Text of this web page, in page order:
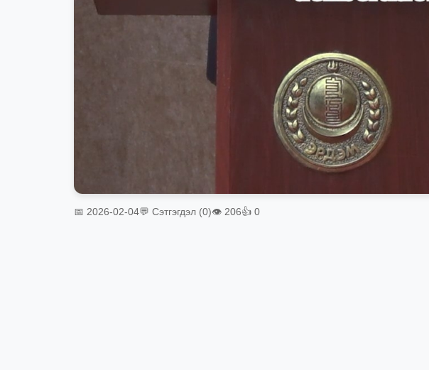
📅 2026-02-04💬 Сэтгэгдэл (0)👁 206👍 0